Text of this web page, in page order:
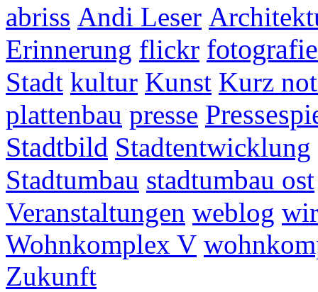
abriss Andi Leser
Erinnerung flickr fotografie
Stadt kultur Kunst Kurz
plattenbau presse
Stadtbild Stadtentwicklung
Stadtumbau stadtumbau ost
Veranstaltungen weblog
Wohnkomplex V
Zukunft